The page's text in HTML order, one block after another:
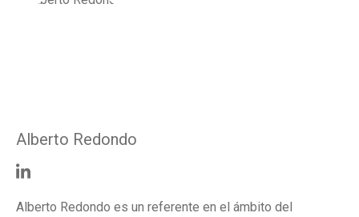
Alberto Redondo
Alberto Redondo es un referente en el ámbito del